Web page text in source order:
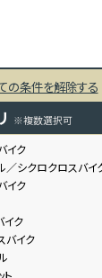
の条件を解除する
※複数選択可
イク
／シクロクロスバイ
イク
イク
バイク